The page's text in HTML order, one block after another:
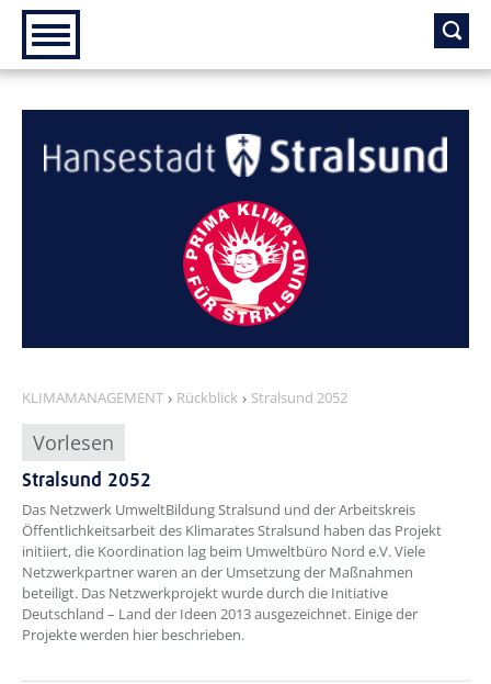
Zur Hauptnavigation
Zum Inhalt
KLIMAMANAGEMENT Rückblick Stralsund 2052
Vorlesen
Stralsund 2052
Das Netzwerk UmweltBildung Stralsund und der Arbeitskreis
Öffentlichkeitsarbeit des Klimarates Stralsund haben das Projekt
initiiert, die Koordination lag beim Umweltbüro Nord e.V. Viele
Netzwerkpartner waren an der Umsetzung der Maßnahmen
beteiligt. Das Netzwerkprojekt wurde durch die Initiative
Deutschland – Land der Ideen 2013 ausgezeichnet. Einige der
Projekte werden hier beschrieben.